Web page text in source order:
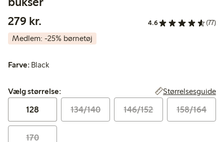
279 kr.
4.6 (77)
Medlem: -25% børnetøj
Farve: Black
Vælg størrelse:
Vælg størrelse: Størrelsesguide
128 134/140 146/152 158/164
170